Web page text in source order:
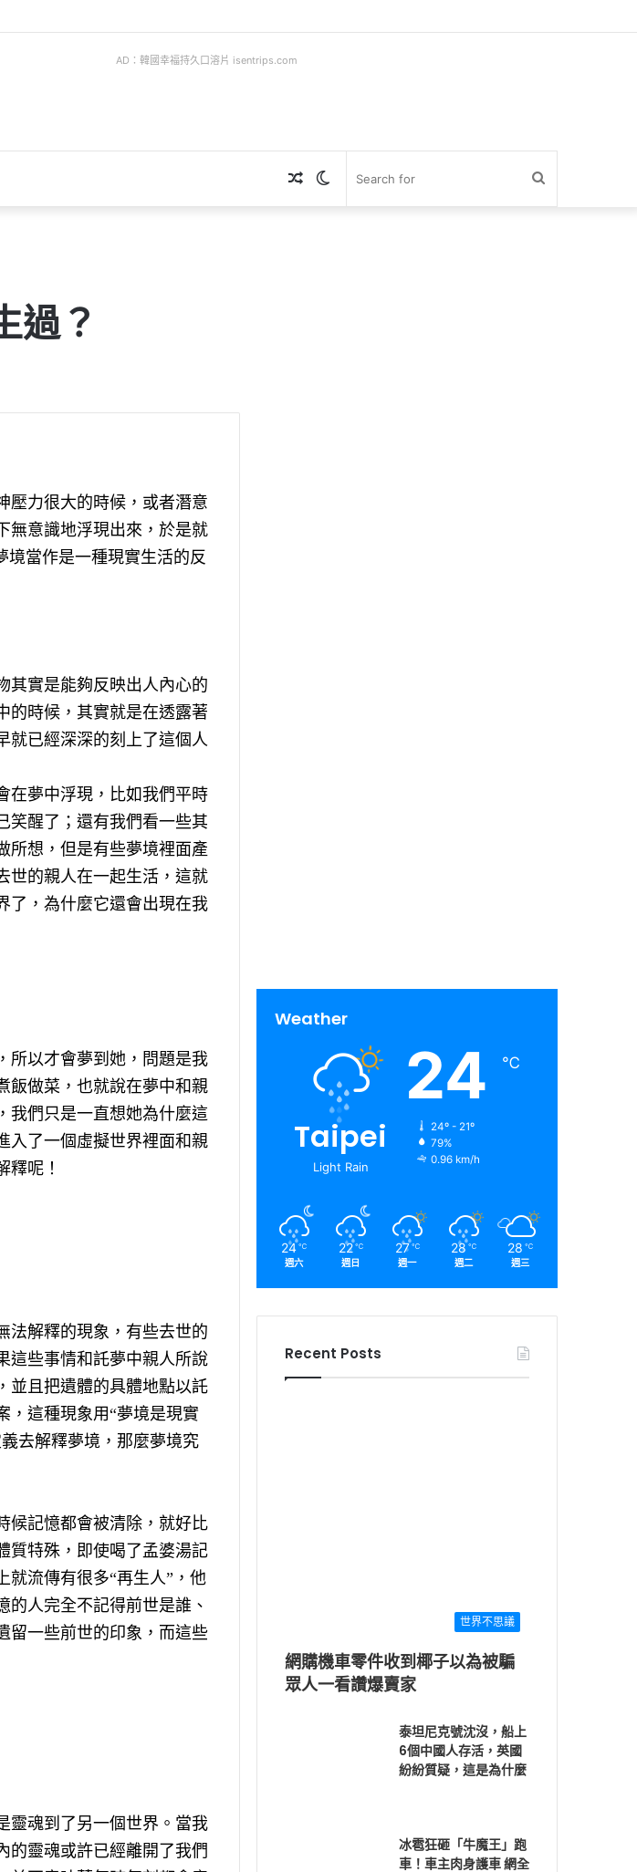
AD：韓國幸福持久口溶片 isentrips.com
Switch
Random
過？
壓力很大的時候，或者潛意
無意識地浮現出來，於是就
境當作是一種現實生活的反
其實是能夠反映出人內心的
的時候，其實就是在透露著
就已經深深的刻上了這個人
在夢中浮現，比如我們平時
笑醒了；還有我們看一些其
所想，但是有些夢境裡面產
世的親人在一起生活，這就
了，為什麼它還會出現在我
所以才會夢到她，問題是我
飯做菜，也就說在夢中和親
我們只是一直想她為什麼這
入了一個虛擬世界裡面和親
釋呢！
法解釋的現象，有些去世的
這些事情和託夢中親人所說
並且把遺體的具體地點以託
，這種現象用“夢境是現實
去解釋夢境，那麼夢境究
候記憶都會被清除，就好比
質特殊，即使喝了孟婆湯記
就流傳有很多“再生人”，他
人完全不記得前世是誰、
留一些前世的印象，而這些
靈魂到了另一個世界。當我
的靈魂或許已經離開了我們
Weather
Taipei
Light Rain
24 ℃
24º - 21º
79%
0.96 km/h
24 ℃
週六
22 ℃
週日
27 ℃
週一
28 ℃
週二
28 ℃
週三
Recent Posts
世界不思議
網購機車零件收到椰子以為被騙
眾人一看讚爆賣家
泰坦尼克號沈沒，船上
6個中國人存活，英國
紛紛質疑，這是為什麼
冰雹狂砸「牛魔王」跑
車！車主肉身護車 網全